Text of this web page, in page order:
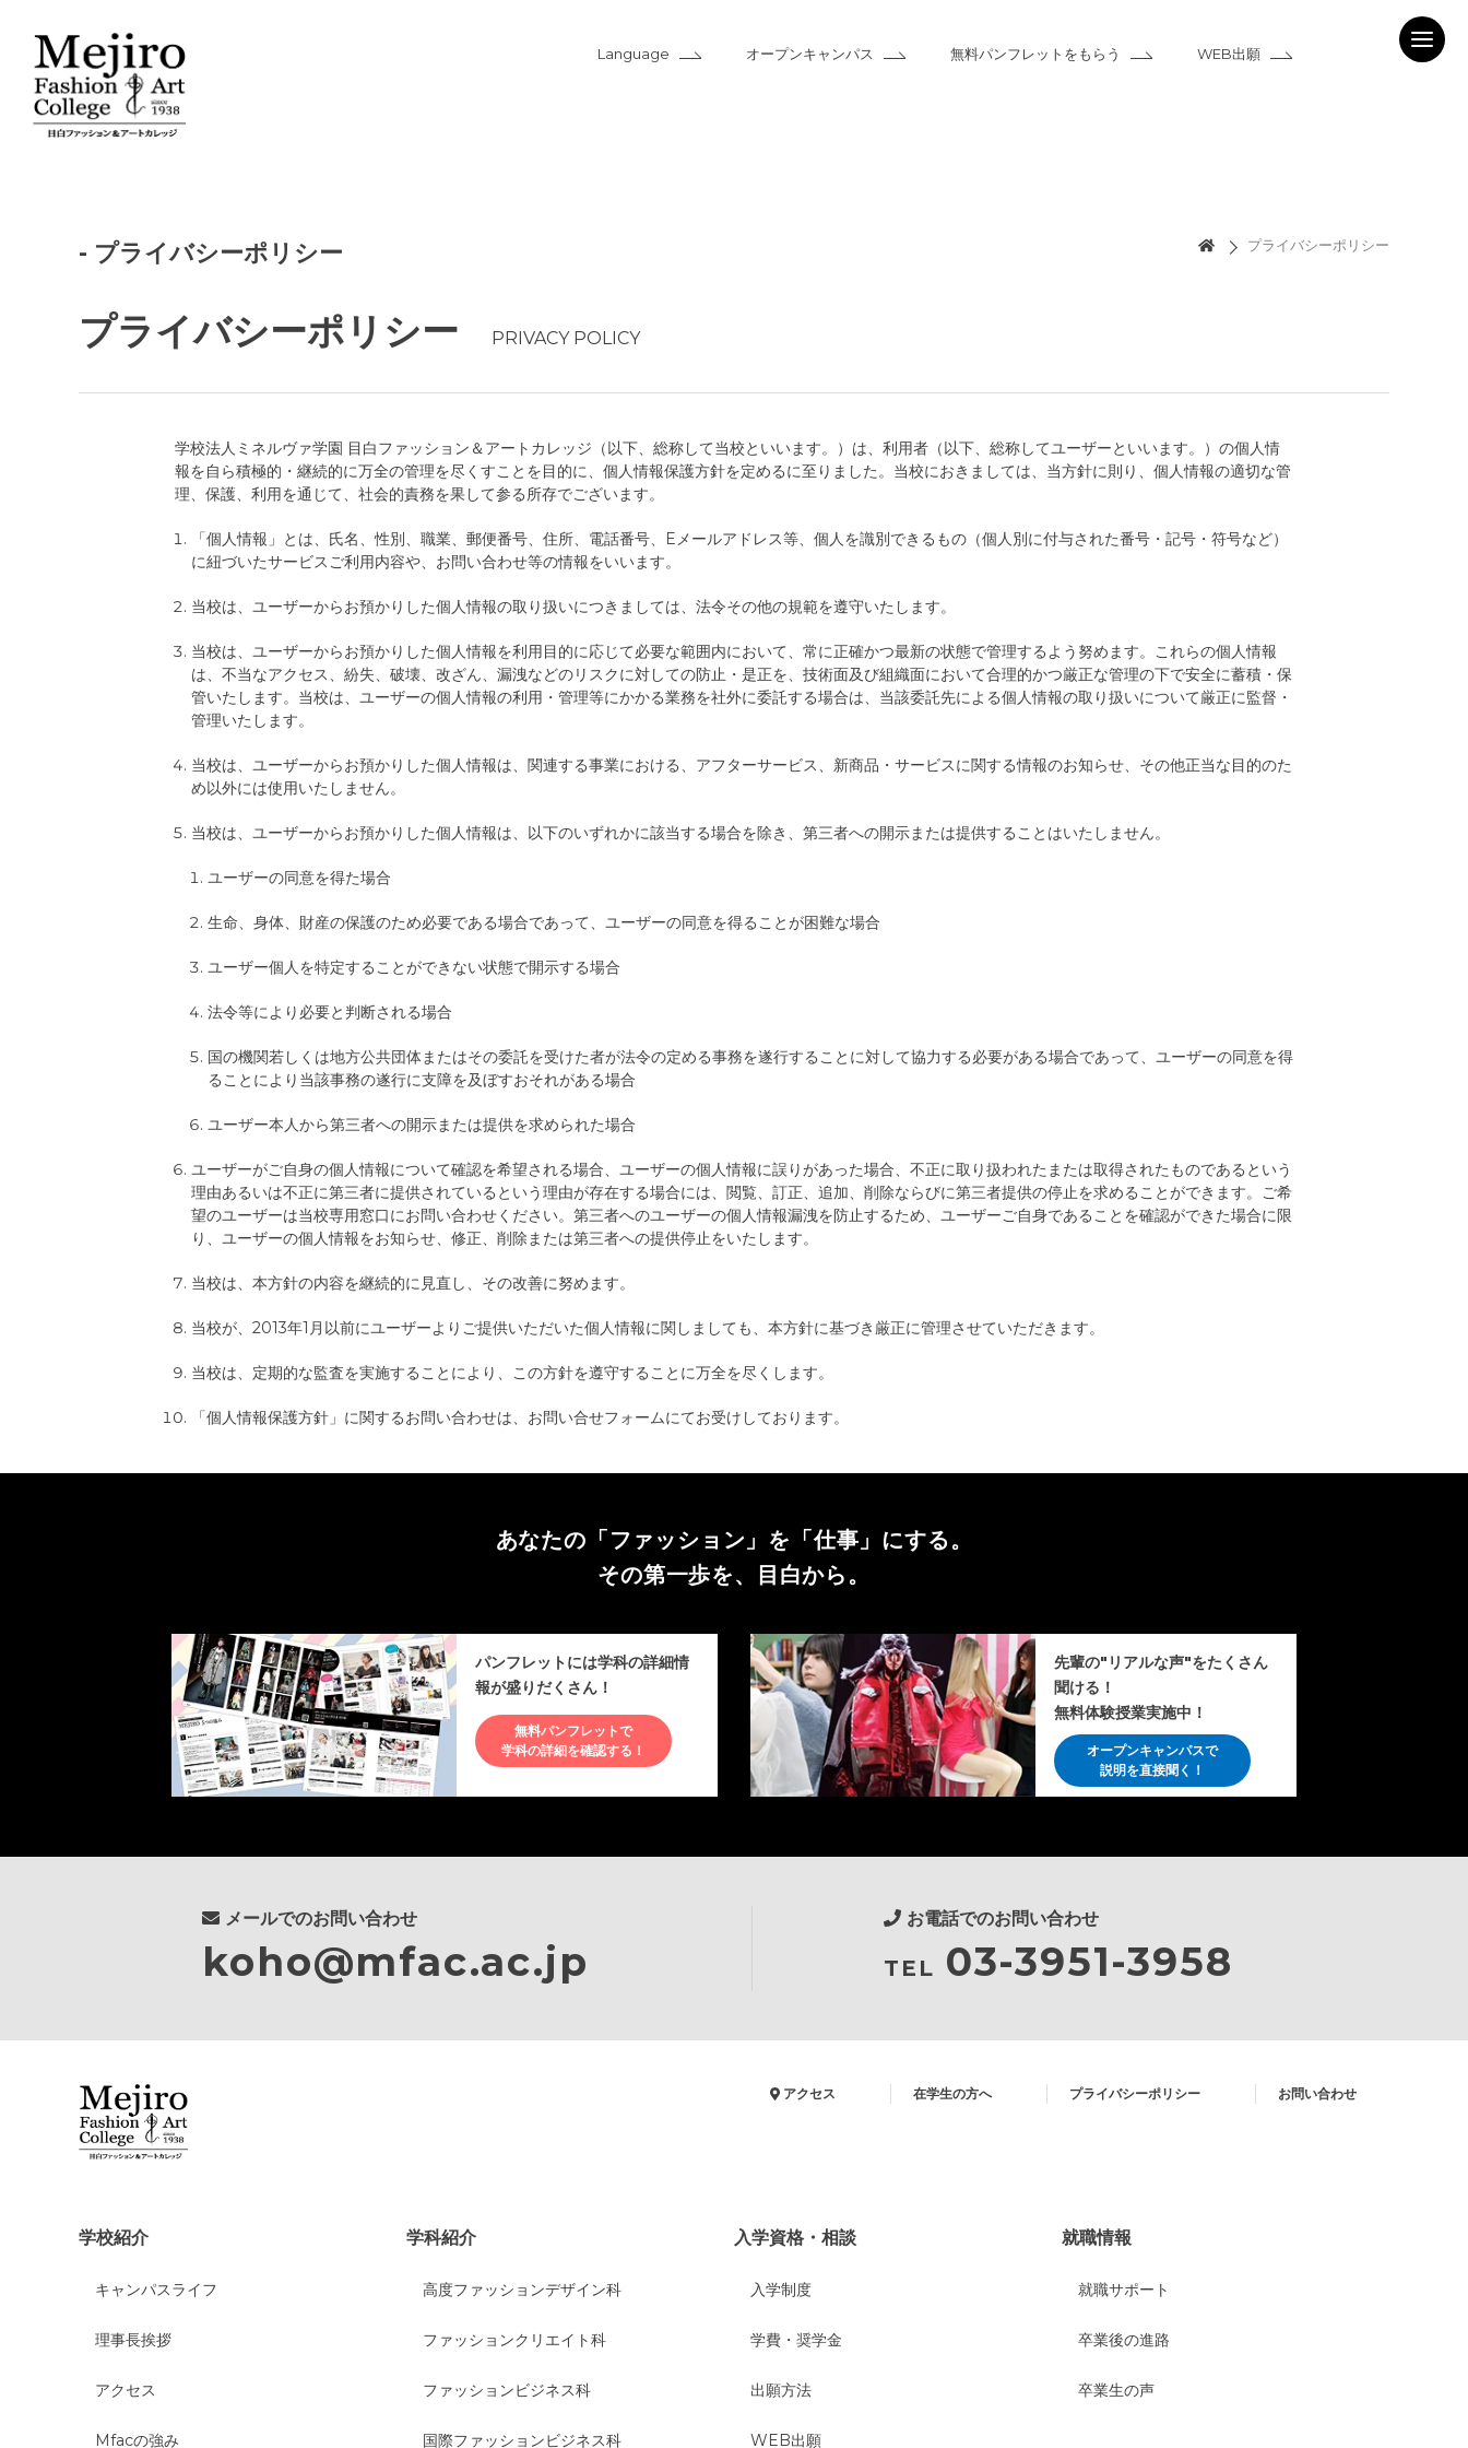
Language オープンキャンパス 無料パンフレットをもらう WEB出願
プライバシーポリシー
- プライバシーポリシー
プライバシーポリシー PRIVACY POLICY
学校法人ミネルヴァ学園 目白ファッション＆アートカレッジ（以下、総称して当校といいます。）は、利用者（以下、総称してユーザーといいます。）の個人情
報を自ら積極的・継続的に万全の管理を尽くすことを目的に、個人情報保護方針を定めるに至りました。当校におきましては、当方針に則り、個人情報の適切な管
理、保護、利用を通じて、社会的責務を果して参る所存でございます。
「個人情報」とは、氏名、性別、職業、郵便番号、住所、電話番号、Eメールアドレス等、個人を識別できるもの（個人別に付与された番号・記号・符号など）
に紐づいたサービスご利用内容や、お問い合わせ等の情報をいいます。
当校は、ユーザーからお預かりした個人情報の取り扱いにつきましては、法令その他の規範を遵守いたします。
当校は、ユーザーからお預かりした個人情報を利用目的に応じて必要な範囲内において、常に正確かつ最新の状態で管理するよう努めます。これらの個人情報
は、不当なアクセス、紛失、破壊、改ざん、漏洩などのリスクに対しての防止・是正を、技術面及び組織面において合理的かつ厳正な管理の下で安全に蓄積・保
管いたします。当校は、ユーザーの個人情報の利用・管理等にかかる業務を社外に委託する場合は、当該委託先による個人情報の取り扱いについて厳正に監督・
管理いたします。
当校は、ユーザーからお預かりした個人情報は、関連する事業における、アフターサービス、新商品・サービスに関する情報のお知らせ、その他正当な目的のた
め以外には使用いたしません。
当校は、ユーザーからお預かりした個人情報は、以下のいずれかに該当する場合を除き、第三者への開示または提供することはいたしません。
ユーザーの同意を得た場合
生命、身体、財産の保護のため必要である場合であって、ユーザーの同意を得ることが困難な場合
ユーザー個人を特定することができない状態で開示する場合
法令等により必要と判断される場合
国の機関若しくは地方公共団体またはその委託を受けた者が法令の定める事務を遂行することに対して協力する必要がある場合であって、ユーザーの同意を得
ることにより当該事務の遂行に支障を及ぼすおそれがある場合
ユーザー本人から第三者への開示または提供を求められた場合
ユーザーがご自身の個人情報について確認を希望される場合、ユーザーの個人情報に誤りがあった場合、不正に取り扱われたまたは取得されたものであるという
理由あるいは不正に第三者に提供されているという理由が存在する場合には、閲覧、訂正、追加、削除ならびに第三者提供の停止を求めることができます。ご希
望のユーザーは当校専用窓口にお問い合わせください。第三者へのユーザーの個人情報漏洩を防止するため、ユーザーご自身であることを確認ができた場合に限
り、ユーザーの個人情報をお知らせ、修正、削除または第三者への提供停止をいたします。
当校は、本方針の内容を継続的に見直し、その改善に努めます。
当校が、2013年1月以前にユーザーよりご提供いただいた個人情報に関しましても、本方針に基づき厳正に管理させていただきます。
当校は、定期的な監査を実施することにより、この方針を遵守することに万全を尽くします。
「個人情報保護方針」に関するお問い合わせは、お問い合せフォームにてお受けしております。
あなたの「ファッション」を 「仕事」にする。
その第一歩を、目白から。
パンフレットには学科の詳細情
報が盛りだくさん！
無料パンフレットで
学科の詳細を確認する！
先輩の"リアルな声"をたくさん
聞ける！
無料体験授業実施中！
オープンキャンパスで
説明を直接聞く！
メールでのお問い合わせ
koho@mfac.ac.jp
お電話でのお問い合わせ
TEL 03-3951-3958
アクセス 在学生の方へ プライバシーポリシー お問い合わせ
学校紹介
キャンパスライフ
理事長挨拶
アクセス
Mfacの強み
学科紹介
高度ファッションデザイン科
ファッションクリエイト科
ファッションビジネス科
国際ファッションビジネス科
入学資格・相談
入学制度
学費・奨学金
出願方法
WEB出願
就職情報
就職サポート
卒業後の進路
卒業生の声